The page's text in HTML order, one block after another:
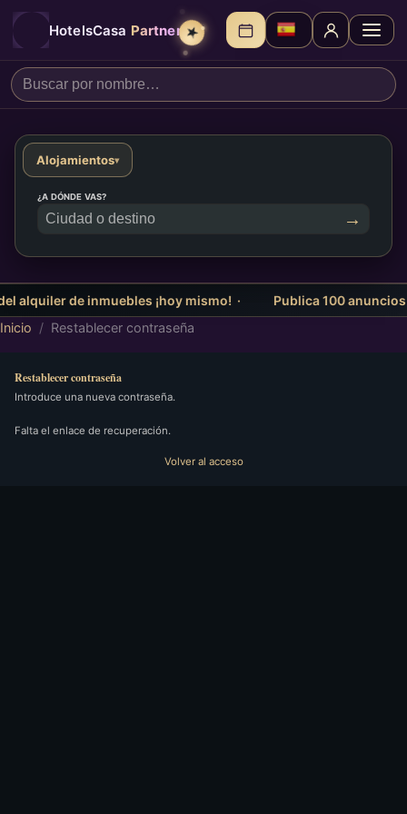
HotelsCasa Partners★
Alojamientos▾
¿A DÓNDE VAS?
→
alquiler de inmuebles ¡hoy mismo! ·
Publica 100 anuncios
Inicio / Restablecer contraseña
Restablecer contraseña
Introduce una nueva contraseña.
Falta el enlace de recuperación.
Volver al acceso